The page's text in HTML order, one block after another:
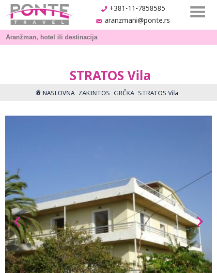
+381-11-7858585
aranzmani@ponte.rs
STRATOS Vila
NASLOVNA ZAKINTOS GRČKA STRATOS Vila